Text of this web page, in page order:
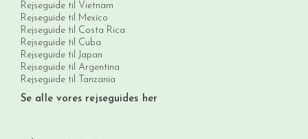
Rejseguide til Vietnam
Rejseguide til Mexico
Rejseguide til Costa Rica
Rejseguide til Cuba
Rejseguide til Japan
Rejseguide til Argentina
Rejseguide til Tanzania
Se alle vores rejseguides her